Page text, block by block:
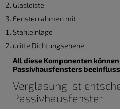
Glasleiste
Fensterrahmen mit
Stahleinlage
dritte Dichtungsebene
All diese Komponenten
Passivhausfensters
Verglasung ist
Passivhausfenster